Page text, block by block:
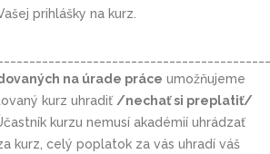
prihlášky na kurz.
na úrade práce umožňujeme
kurz uhradiť /nechať si preplatiť/
kurzu nemusí akadémií uhrádzať
kurz, celý poplatok za vás uhradí váš